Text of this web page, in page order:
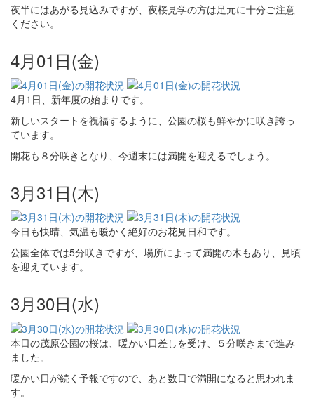
夜半にはあがる見込みですが、夜桜見学の方は足元に十分ご注意
ください。
4月01日(金)
4月1日、新年度の始まりです。
新しいスタートを祝福するように、公園の桜も鮮やかに咲き誇っ
ています。
開花も８分咲きとなり、今週末には満開を迎えるでしょう。
3月31日(木)
今日も快晴、気温も暖かく絶好のお花見日和です。
公園全体では5分咲きですが、場所によって満開の木もあり、見頃
を迎えています。
3月30日(水)
本日の茂原公園の桜は、暖かい日差しを受け、５分咲きまで進み
ました。
暖かい日が続く予報ですので、あと数日で満開になると思われま
す。